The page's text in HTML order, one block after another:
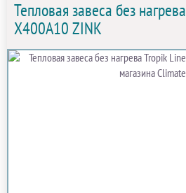
Тепловая завеса без
Х400A10 ZINK